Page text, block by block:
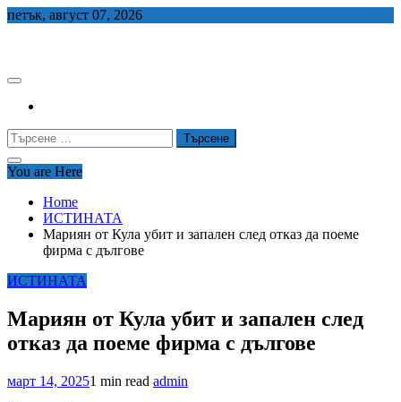
Skip
петък, август 07, 2026
Търсене
за:
You are Here
Home
ИСТИНАТА
Мариян от Кула убит и запален след отказ да поеме
фирма с дългове
ИСТИНАТА
Мариян от Кула убит и запален след
отказ да поеме фирма с дългове
март 14, 20251 min read admin